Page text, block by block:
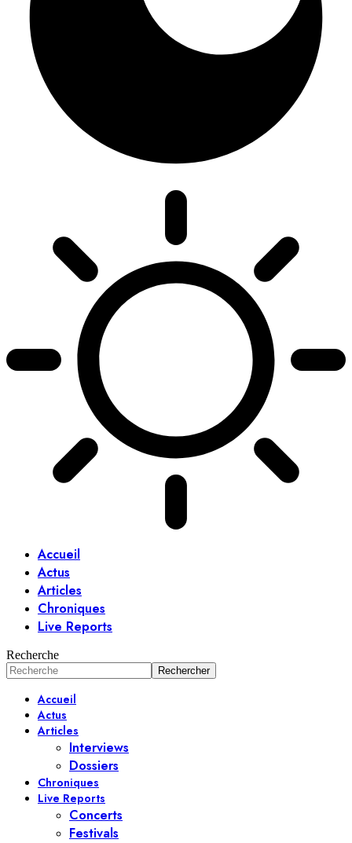
Accueil
Actus
Articles
Chroniques
Live Reports
Recherche
Accueil
Actus
Articles
Interviews
Dossiers
Chroniques
Live Reports
Concerts
Festivals